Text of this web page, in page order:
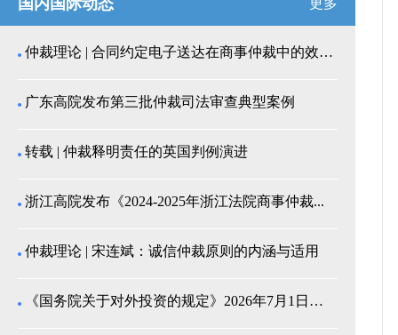
国内国际动态 更多
仲裁理论 | 合同约定电子送达在商事仲裁中的效力认...
广东高院发布第三批仲裁司法审查典型案例
转载 | 仲裁释明责任的英国判例演进
浙江高院发布《2024-2025年浙江法院商事仲裁...
仲裁理论 | 宋连斌：诚信仲裁原则的内涵与适用
《国务院关于对外投资的规定》2026年7月1日起施...